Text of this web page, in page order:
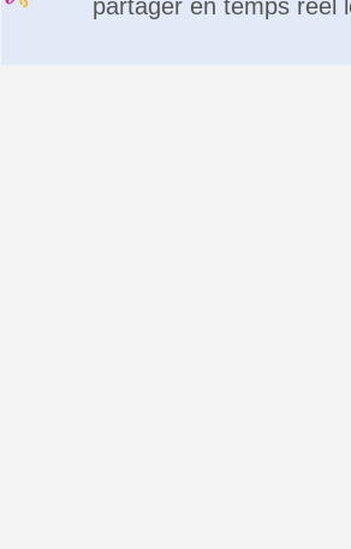
partager en temps réel